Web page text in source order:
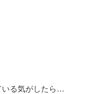
いる気がしたら…